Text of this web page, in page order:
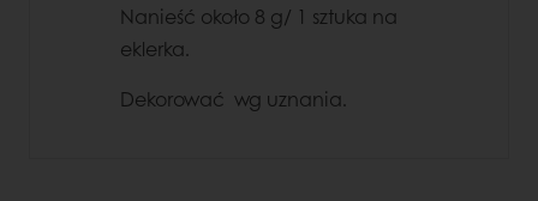
Nanieść około 8 g/ 1 sztuka na
eklerka.
Dekorować wg uznania.